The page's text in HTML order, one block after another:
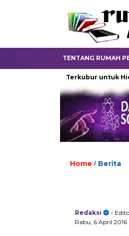
TENTANG RUMAH
Terkubur untuk Hidup
Home / Berita
Redaksi
-
Rabu, 6 April 2016